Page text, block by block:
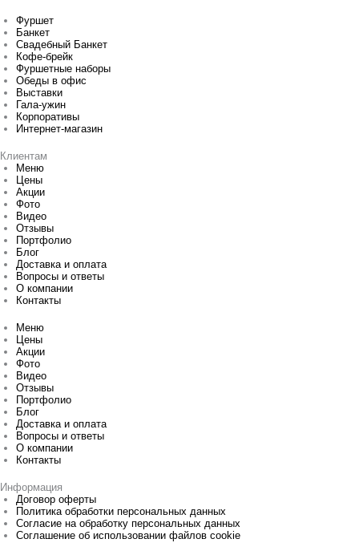
Фуршет
Банкет
Свадебный Банкет
Кофе-брейк
Фуршетные наборы
Обеды в офис
Выставки
Гала-ужин
Корпоративы
Интернет-магазин
Клиентам
Меню
Цены
Акции
Фото
Видео
Отзывы
Портфолио
Блог
Доставка и оплата
Вопросы и ответы
О компании
Контакты
Меню
Цены
Акции
Фото
Видео
Отзывы
Портфолио
Блог
Доставка и оплата
Вопросы и ответы
О компании
Контакты
Информация
Договор оферты
Политика обработки персональных данных
Согласие на обработку персональных данных
Соглашение об использовании файлов cookie